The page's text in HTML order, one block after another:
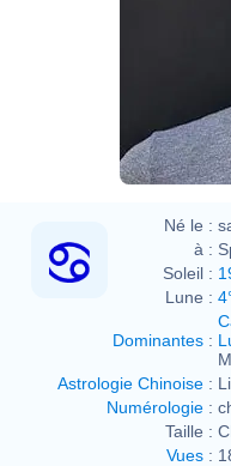
Né le :
à :
Soleil :
Lune :
Dominantes :
Astrologie Chinoise :
Numérologie :
Taille :
Vues :